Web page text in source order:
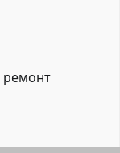
ремонт